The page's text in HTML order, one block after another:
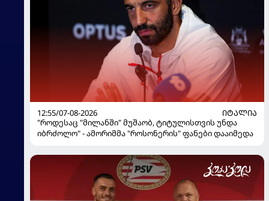
12:55/07-08-2026
ᲘᲢᲐᲚᲘᲐ
"როდესაც "მილანში" მუშაობ, ტიტულისთვის უნდა
იბრძოლო" - ამორიმმა "როსონერის" ფანები დააიმედა